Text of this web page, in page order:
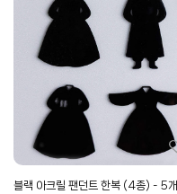
블랙 아크릴 팬던트 한복 (4종) - 5개